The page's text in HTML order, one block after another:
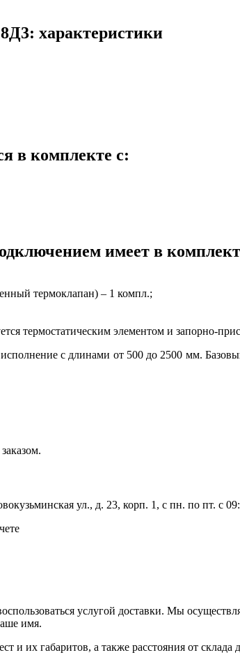
характеристики
в комплекте с:
имеет в
термоклапан) – 1 компл.;
термостатическим элементом и запорно-
с длинами от 500 до 2500 мм.
ул., д. 23, корп. 1, с пн. по пт. с
услугой доставки. Мы
имя.
и их габаритов, а также расстояния от